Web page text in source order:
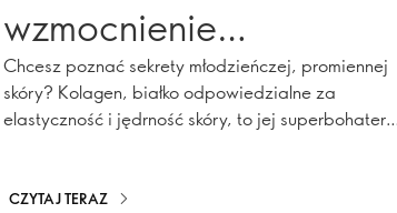
wzmocnienie
naturalnego kolagenu w
skórze
Chcesz poznać sekrety młodzieńczej, promiennej
skóry? Kolagen, białko odpowiedzialne za
elastyczność i jędrność skóry, to jej superbohater.
wiotczenia skóry. Nie martw się! Mamy osiem
CZYTAJ TERAZ